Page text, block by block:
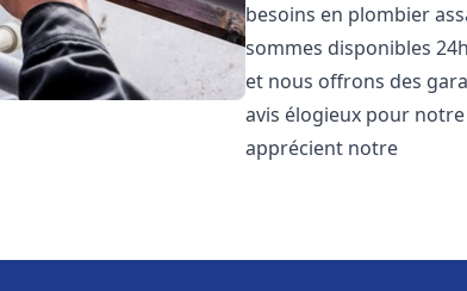
besoins en plombier
sommes disponibles
et nous offrons des
avis élogieux pour
apprécient notre